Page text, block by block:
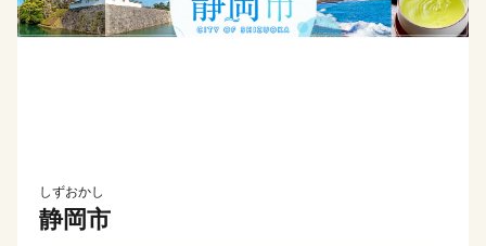
しずおかし
静岡市